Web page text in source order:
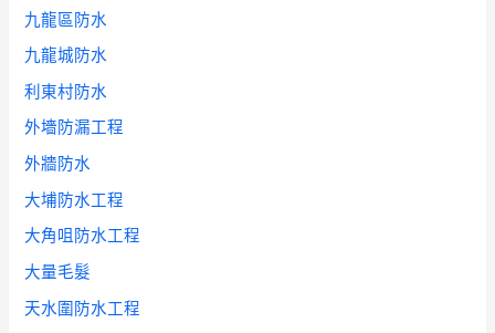
九龍區防水
九龍城防水
利東村防水
外墻防漏工程
外牆防水
大埔防水工程
大角咀防水工程
大量毛髮
天水圍防水工程